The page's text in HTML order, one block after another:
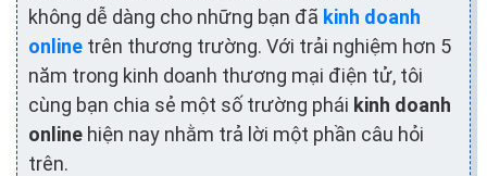
không dễ dàng cho những bạn đã kinh doanh
online trên thương trường. Với trải nghiệm hơn 5
năm trong kinh doanh thương mại điện tử, tôi
cùng bạn chia sẻ một số trường phái kinh doanh
online hiện nay nhằm trả lời một phần câu hỏi
trên.